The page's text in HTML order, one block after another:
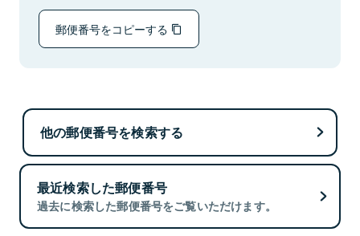
郵便番号をコピーする
他の郵便番号を検索する
最近検索した郵便番号
過去に検索した郵便番号をご覧いただけます。